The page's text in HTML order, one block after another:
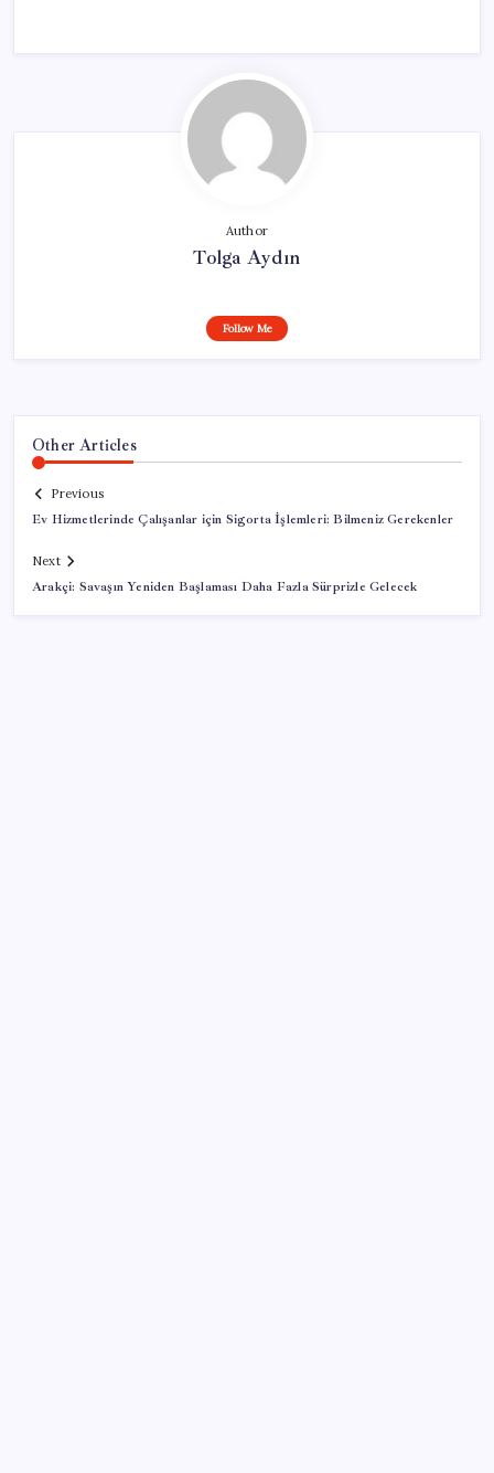
Author
Tolga Aydın
Follow Me
Other Articles
Previous
Ev Hizmetlerinde Çalışanlar için Sigorta İşlemleri: Bilmeniz Gerekenler
Next
Arakçi: Savaşın Yeniden Başlaması Daha Fazla Sürprizle Gelecek